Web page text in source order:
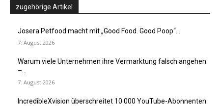
zugehörige Artikel
Josera Petfood macht mit „Good Food. Good Poop“...
7. August 2026
Warum viele Unternehmen ihre Vermarktung falsch angehen
–...
7. August 2026
IncredibleXvision überschreitet 10.000 YouTube-Abonnenten